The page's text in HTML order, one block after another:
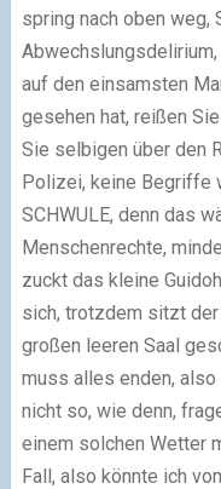
spring nach oben weg,
auf den einsamsten
gesehen hat, reißen
Sie selbigen über den
Polizei, keine Begriffe
SCHWULE, denn das
Menschenrechte,
zuckt das kleine
sich, trotzdem sitzt
großen leeren Saal
muss alles enden,
nicht so, wie denn,
einem solchen Wetter
Fall, also könnte ich